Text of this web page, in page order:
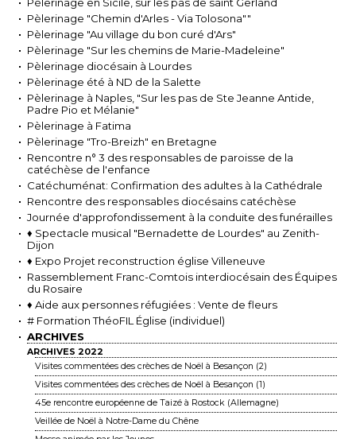
Pèlerinage "Chemin d'Arles - Via Tolosona""
Pèlerinage "Au village du bon curé d'Ars"
Pèlerinage "Sur les chemins de Marie-Madeleine"
Pèlerinage diocésain à Lourdes
Pèlerinage été à ND de la Salette
Pèlerinage à Naples, "Sur les pas de Ste Jeanne Antide,
Padre Pio et Mélanie"
Pèlerinage à Fatima
Pèlerinage "Tro-Breizh" en Bretagne
Rencontre n° 3 des responsables de paroisse de la
catéchèse de l'enfance
Catéchuménat: Confirmation des adultes à la Cathédrale
Rencontre des responsables diocésains catéchèse
Journée d'approfondissement à la conduite des funérailles
♦ Spectacle musical "Bernadette de Lourdes" au Zenith-
Dijon
♦ Expo Projet reconstruction église Villeneuve
Rassemblement Franc-Comtois interdiocésain des Équipes
du Rosaire
♦ Aide aux personnes réfugiées : Vente de fleurs
# Formation ThéoFIL Église (individuel)
ARCHIVES
ARCHIVES 2022
Visites commentées des crèches de Noël à Besançon (2)
Visites commentées des crèches de Noël à Besançon (1)
45e rencontre européenne de Taizé à Rostock (Allemagne)
Veillée de Noël à Notre-Dame du Chêne